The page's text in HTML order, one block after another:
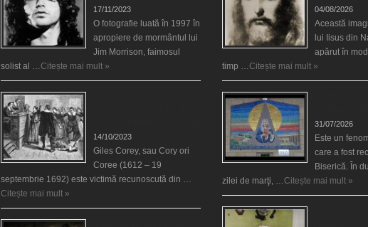
17/11/2023
O fotografie luată în 1997 în
apropiere de mormântul lui
Jim Morrison, faimosul
solist al …Citește mai mult »
14/10/2023
Giles Corey, sau Cory ori
Coree (1612 – 19
septembrie 1692) este victimă recunoscută din …
Citește mai mult »
04/08/2026
Această
lui Iisus din
apărut în
timp …Citește mai mult »
31/07/2026
Este un
care a fost
Biserică. În
zilei de marţi, …Citește mai mult »